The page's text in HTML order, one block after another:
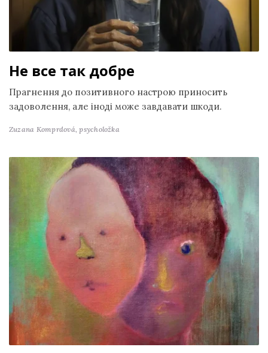
Не все так добре
Прагнення до позитивного настрою приносить
задоволення, але іноді може завдавати шкоди.
Zuzana Komprdová,psycholožka